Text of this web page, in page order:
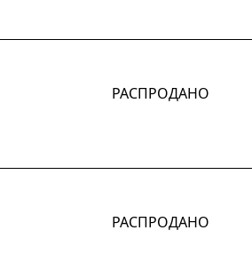
РАСПРОДАНО
РАСПРОДАНО